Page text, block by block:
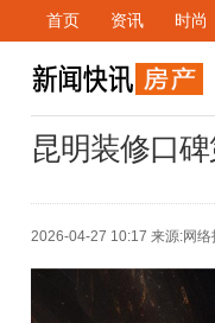
首页 资讯 时尚
昆明装修口
2026-04-27 10:17 来源:网络